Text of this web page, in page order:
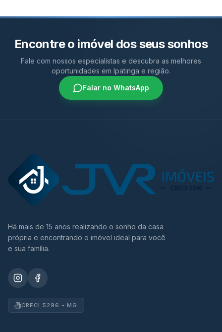
Encontre o imóvel dos seus sonhos
Fale com nossos especialistas e descubra as melhores
oportunidades em Ipatinga e região.
Falar no WhatsApp
Há mais de 15 anos realizando o sonho da casa
própria e encontrando o imóvel ideal para você
e sua família.
CRECI 5296 - MG